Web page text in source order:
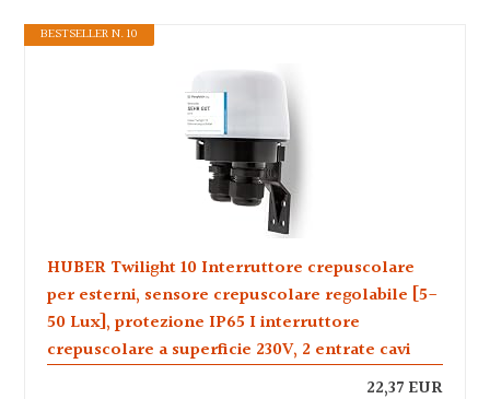
BESTSELLER N. 10
HUBER Twilight 10 Interruttore crepuscolare
per esterni, sensore crepuscolare regolabile [5-
50 Lux], protezione IP65 I interruttore
crepuscolare a superficie 230V, 2 entrate cavi
22,37 EUR